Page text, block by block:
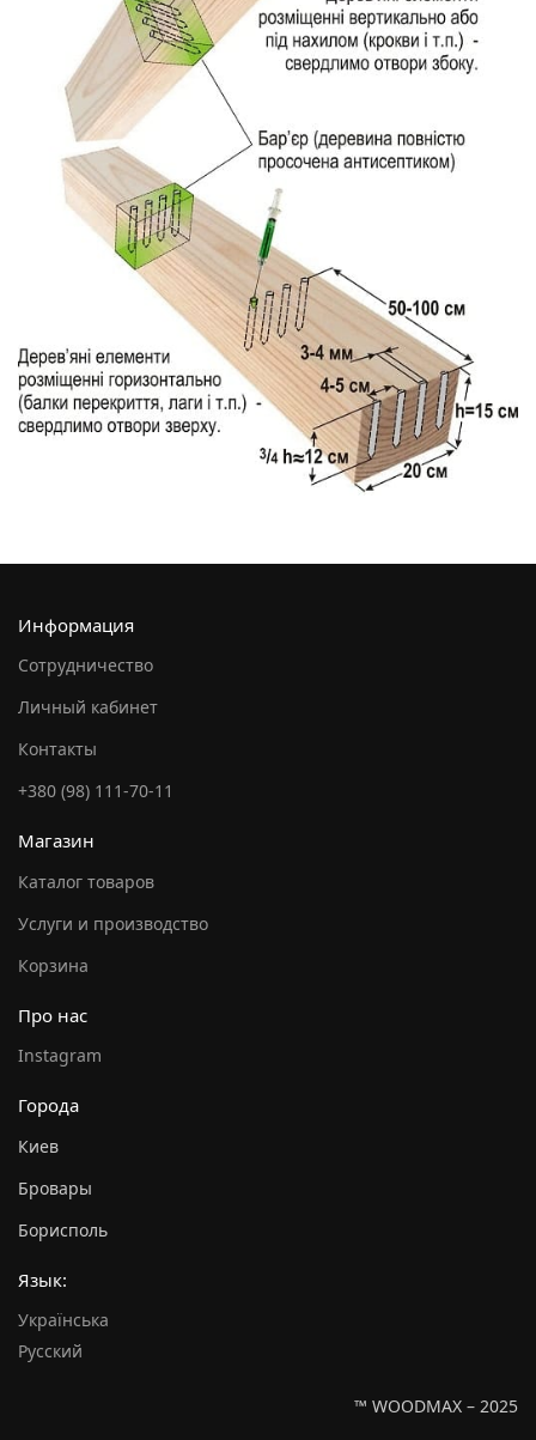
Информация
Сотрудничество
Личный кабинет
Контакты
+380 (98) 111-70-11
Магазин
Каталог товаров
Услуги и производство
Корзина
Про нас
Instagram
Города
Киев
Бровары
Борисполь
Язык:
Українська
Русский
™ WOODMAX – 2025